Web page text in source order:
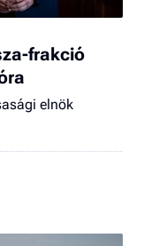
frakció
elnök